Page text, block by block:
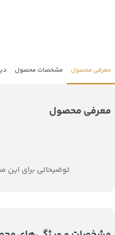
معرفی محصول مشخصات محصول
معرفی محصول
توضیحاتی برای این